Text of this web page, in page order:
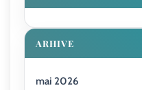
ARHIVE
mai 2026